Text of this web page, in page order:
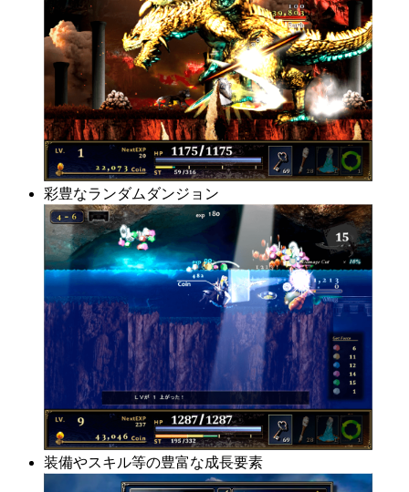
彩豊なランダムダンジョン
装備やスキル等の豊富な成長要素